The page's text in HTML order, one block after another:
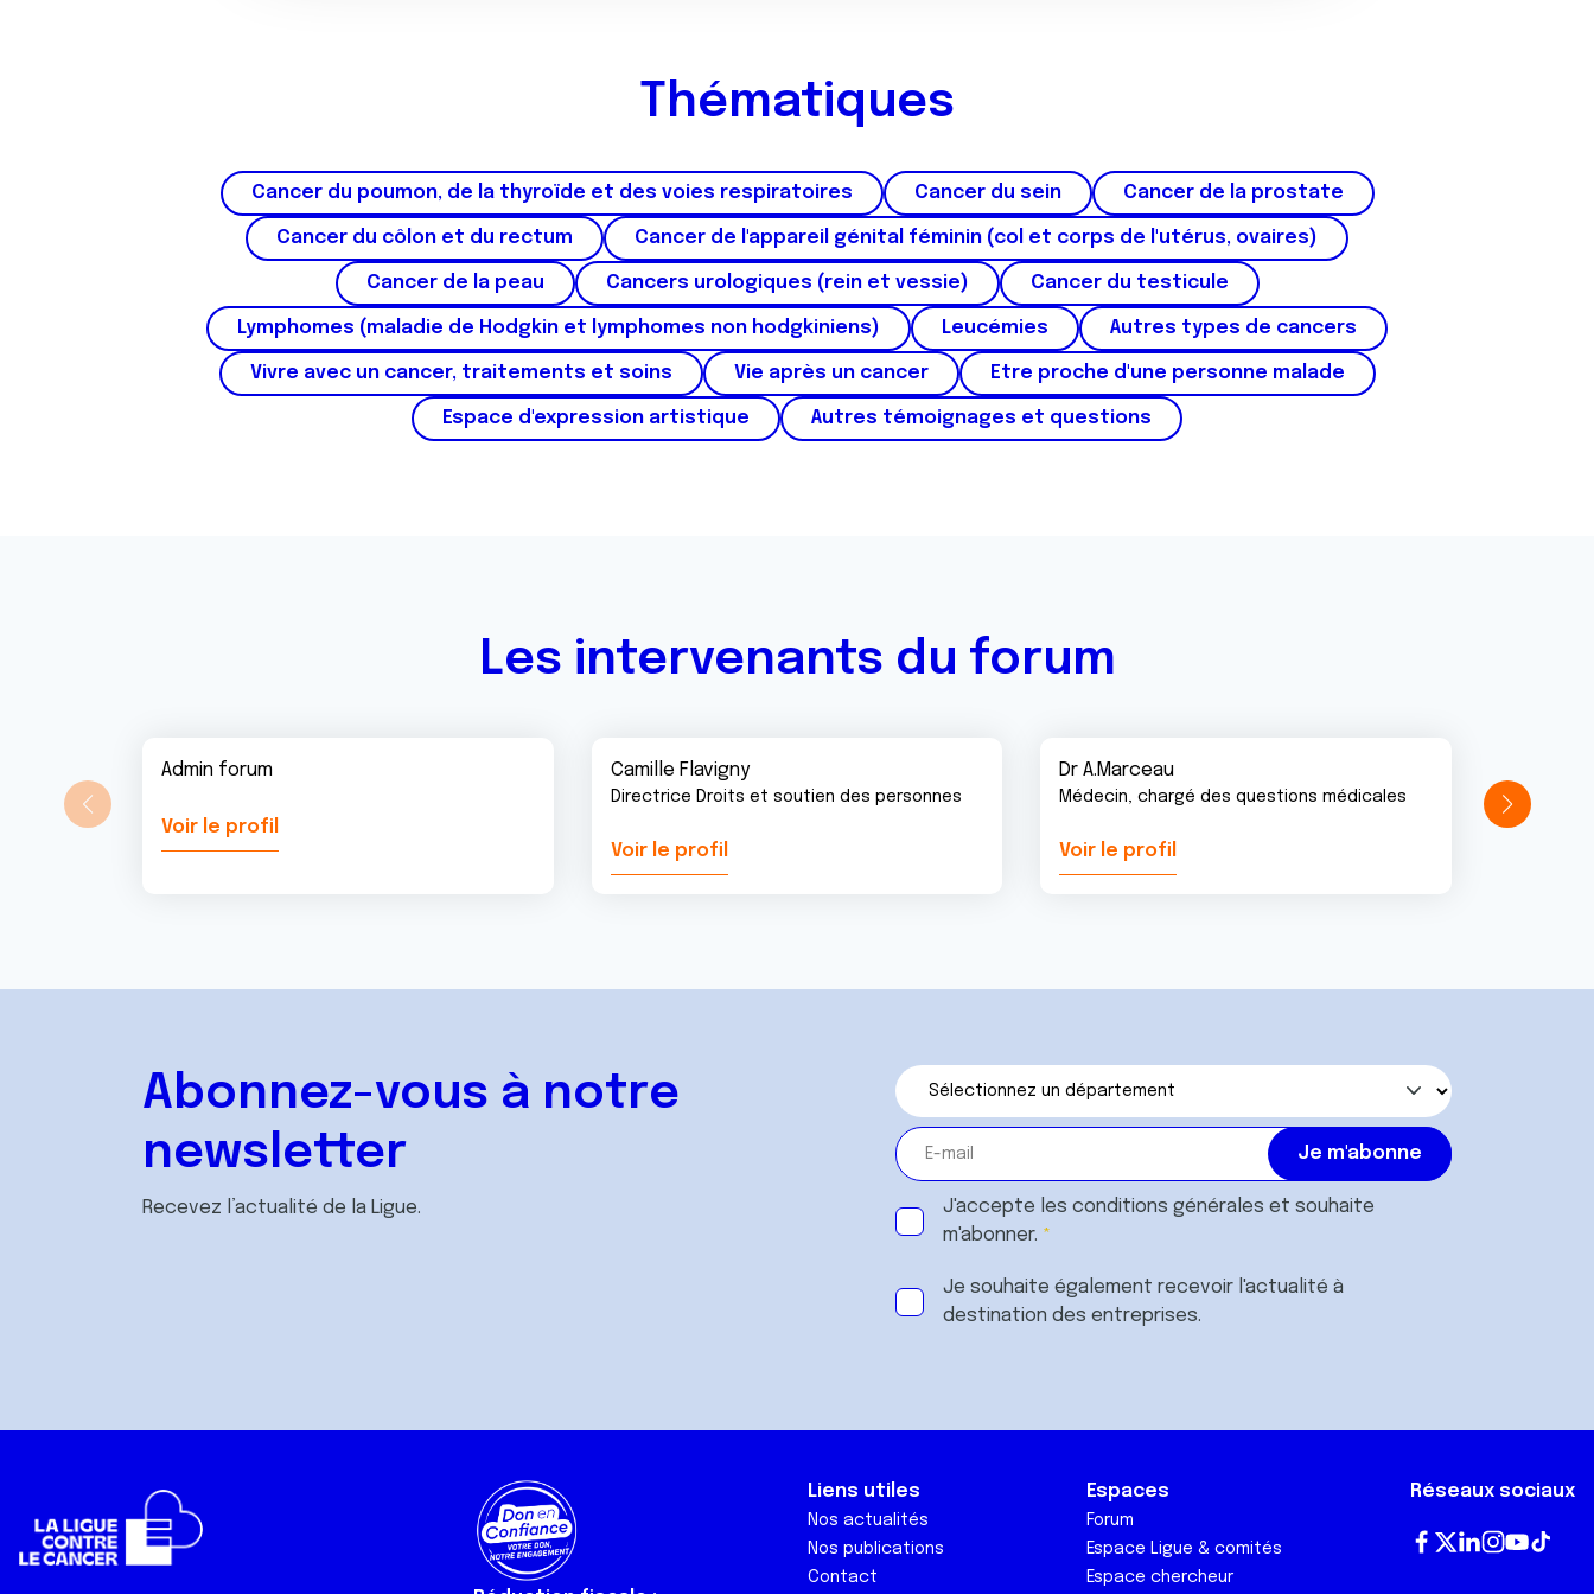
e
m
Thématiques
Cancer du poumon, de la thyroïde et des voies respiratoires Cancer du sein Cancer de la prostate
Cancer du côlon et du rectum Cancer de l'appareil génital féminin (col et corps de l'utérus, ovaires)
Cancer de la peau Cancers urologiques (rein et vessie) Cancer du testicule
Lymphomes (maladie de Hodgkin et lymphomes non hodgkiniens) Leucémies Autres types de cancers
Vivre avec un cancer, traitements et soins Vie après un cancer Etre proche d'une personne malade
Espace d'expression artistique Autres témoignages et questions
Les intervenants du forum
Admin forum
Voir le profil
Camille Flavigny
Directrice Droits et soutien des personnes
Voir le profil
Dr A.Marceau
Médecin, chargé des questions médicales
Voir le profil
Abonnez-vous à notre
newsletter
Recevez l’actualité de la Ligue. J'accepte les conditions générales et souhaite
m'abonner.
Je souhaite également recevoir l'actualité à
destination des entreprises.
Liens utiles
Nos actualités
Nos publications
Contact
Espaces
Forum
Espace Ligue & comités
Espace chercheur
Réseaux sociaux